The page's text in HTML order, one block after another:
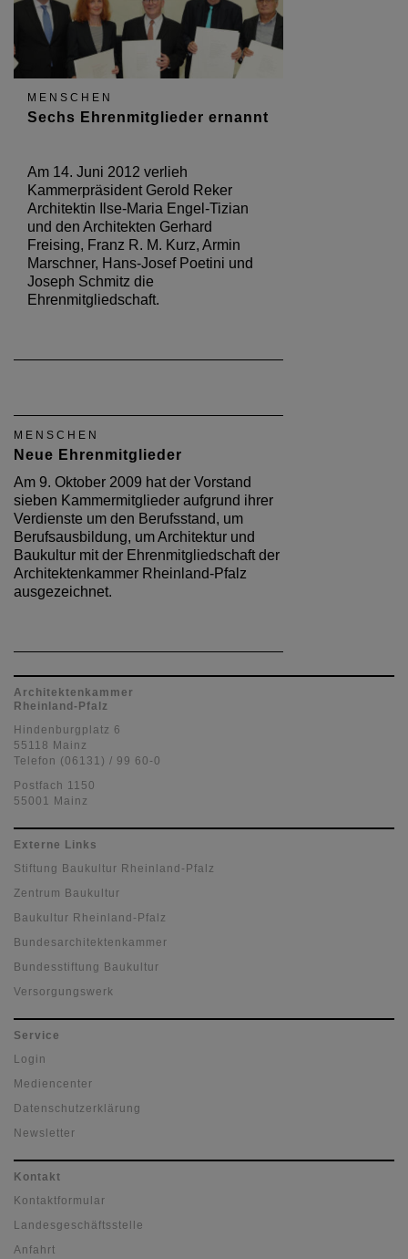
MENSCHEN
Sechs Ehrenmitglieder ernannt
Am 14. Juni 2012 verlieh
Kammerpräsident Gerold Reker
Architektin Ilse-Maria Engel-Tizian
und den Architekten Gerhard
Freising, Franz R. M. Kurz, Armin
Marschner, Hans-Josef Poetini und
Joseph Schmitz die
Ehrenmitgliedschaft.
MENSCHEN
Neue Ehrenmitglieder
Am 9. Oktober 2009 hat der Vorstand
sieben Kammermitglieder aufgrund ihrer
Verdienste um den Berufsstand, um
Berufsausbildung, um Architektur und
Baukultur mit der Ehrenmitgliedschaft der
Architektenkammer Rheinland-Pfalz
ausgezeichnet.
Architektenkammer
Rheinland-Pfalz
Hindenburgplatz 6
55118 Mainz
Telefon (06131) / 99 60-0
Postfach 1150
55001 Mainz
Externe Links
Stiftung Baukultur Rheinland-Pfalz
Zentrum Baukultur
Baukultur Rheinland-Pfalz
Bundesarchitektenkammer
Bundesstiftung Baukultur
Versorgungswerk
Service
Login
Mediencenter
Datenschutzerklärung
Newsletter
Kontakt
Kontaktformular
Landesgeschäftsstelle
Anfahrt